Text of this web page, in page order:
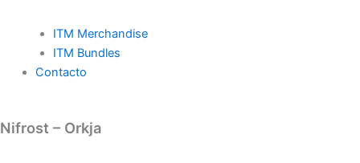
ITM Merchandise
ITM Bundles
Contacto
Nifrost – Orkja